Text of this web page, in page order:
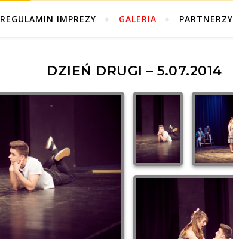
REGULAMIN IMPREZY GALERIA PARTNERZY
DZIEŃ DRUGI – 5.07.2014